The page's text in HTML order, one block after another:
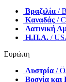
Βραζιλία /
Καναδάς /
Λατινική
Η.Π.Α. /
Ευρώπη
Αυστρία /
Βοσνία και